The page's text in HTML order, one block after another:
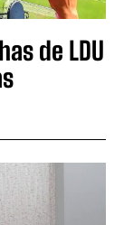
de LDU